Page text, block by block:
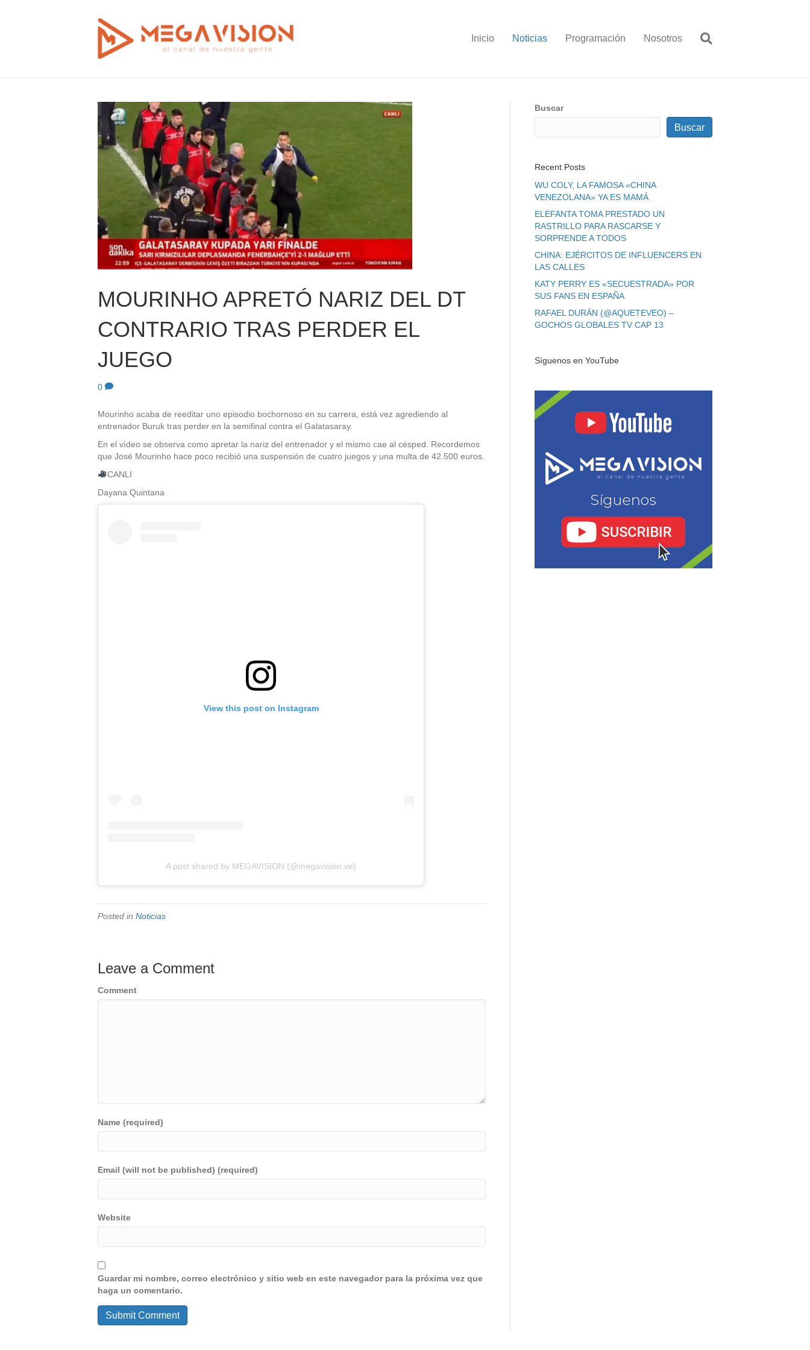
Inicio Noticias Programación Nosotros
MOURINHO APRETÓ NARIZ DEL DT
CONTRARIO TRAS PERDER EL
JUEGO
0
Mourinho acaba de reeditar uno episodio bochornoso en su carrera, está vez agrediendo al
entrenador Buruk tras perder en la semifinal contra el Galatasaray.
En el vídeo se observa como apretar la nariz del entrenador y el mismo cae al césped. Recordemos
que José Mourinho hace poco recibió una suspensión de cuatro juegos y una multa de 42.500 euros.
CANLI
Dayana Quintana
View this post on Instagram
A post shared by MEGAVISION (@megavision.ve)
Posted in Noticias
Leave a Comment
Comment
Name (required)
Email (will not be published) (required)
Website
Guardar mi nombre, correo electrónico y sitio web en este navegador para la próxima vez que
haga un comentario.
Buscar
Buscar
Recent Posts
WU COLY, LA FAMOSA «CHINA
VENEZOLANA» YA ES MAMÁ
ELEFANTA TOMA PRESTADO UN
RASTRILLO PARA RASCARSE Y
SORPRENDE A TODOS
CHINA: EJÉRCITOS DE INFLUENCERS EN
LAS CALLES
KATY PERRY ES «SECUESTRADA» POR
SUS FANS EN ESPAÑA
RAFAEL DURÁN (@AQUETEVEO) –
GOCHOS GLOBALES TV CAP 13
Síguenos en YouTube